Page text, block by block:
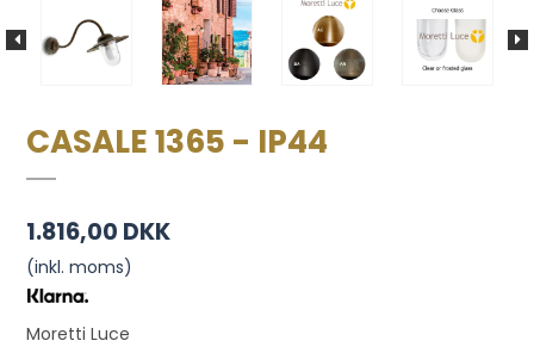
CASALE 1365 - IP44
1.816,00 DKK
(inkl. moms)
Moretti Luce